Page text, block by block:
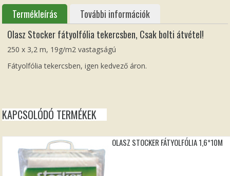
Termékleírás
További információk
Olasz Stocker fátyolfólia tekercsben, Csak bolti átvétel!
250 x 3,2 m, 19g/m2 vastagságú
Fátyolfólia tekercsben, igen kedvező áron.
KAPCSOLÓDÓ TERMÉKEK
OLASZ STOCKER FÁTYOLFÓLIA 1,6*10M